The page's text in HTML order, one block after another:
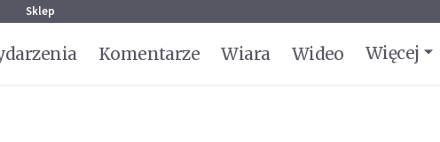
Sklep
Komentarze Wiara Wideo Więcej